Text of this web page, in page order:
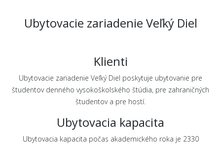
Ubytovacie zariadenie Veľký Diel
Klienti
Ubytovacie zariadenie Veľký Diel poskytuje ubytovanie pre
študentov denného vysokoškolského štúdia, pre zahraničných
študentov a pre hostí.
Ubytovacia kapacita
Ubytovacia kapacita počas akademického roka je 2330